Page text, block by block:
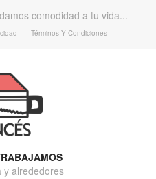
comodidad a tu vida...
Términos Y Condiciones
y alrededores